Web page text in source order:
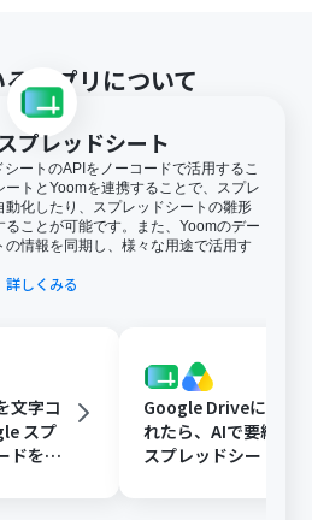
アプリについて
プレッドシート
ートのAPIをノーコードで活用するこ
トとYoomを連携することで、スプレ
動化したり、スプレッドシートの雛形
ことが可能です。また、Yoomのデー
情報を同期し、様々な用途で活用す
詳しくみる
文字コ
スプ
ドを追
Google Driveに文書
れたら、AIで要約し
スプレッドシートの